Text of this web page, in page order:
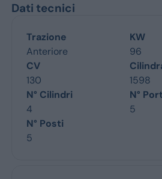
Dati tecnici
Trazione
Anteriore
KW
96
CV
130
1598
N° Cilindri
4
N°
5
N° Posti
5